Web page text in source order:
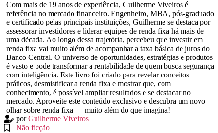
Com mais de 19 anos de experiência, Guilherme Viveiros é
referência no mercado financeiro. Engenheiro, MBA, pós-graduado
e certificado pelas principais instituições, Guilherme se destaca por
assessorar investidores e liderar equipes de renda fixa há mais de
uma década. Ao longo dessa trajetória, percebeu que investir em
renda fixa vai muito além de acompanhar a taxa básica de juros do
Banco Central. O universo de oportunidades, estratégias e produtos
é vasto e pode transformar a rentabilidade de quem busca segurança
com inteligência. Este livro foi criado para revelar conceitos
práticos, desmistificar a renda fixa e mostrar que, com
conhecimento, é possível ampliar resultados e se destacar no
mercado. Aproveite este conteúdo exclusivo e descubra um novo
olhar sobre renda fixa ― muito além do que imagina!
porGuilherme Viveiros
Não ficção